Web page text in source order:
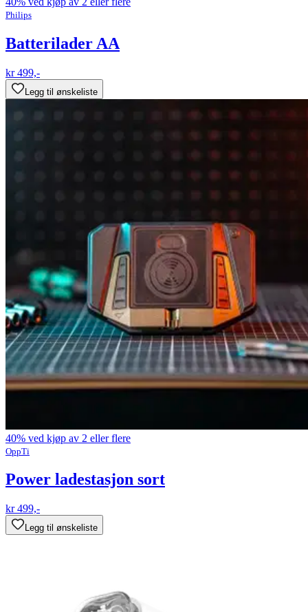
Philips
Batterilader AA
kr 499,-
Legg til ønskeliste
40% ved kjøp av 2 eller flere
OppTi
Power ladestasjon sort
kr 499,-
Legg til ønskeliste